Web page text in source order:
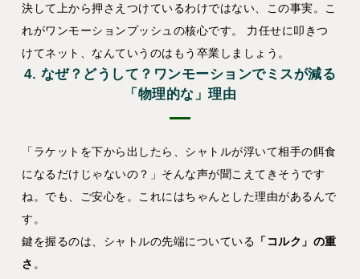
決して上から押さえつけているわけではない、この事実。こ
れがワンモーションプッシュの核心です。 力任せに叩きつ
けてネット、なんていうのはもう卒業しましょう。
4. なぜ？どうして？ワンモーションでミスが減る
「物理的な」理由
「ラケットを下から出したら、シャトルが浮いて相手の餌食
になるだけじゃないの？」そんな声が聞こえてきそうです
ね。でも、ご安心を。これにはちゃんとした理由があるんで
す。
鍵を握るのは、シャトルの先端についている 「コルク」の重
さ 。